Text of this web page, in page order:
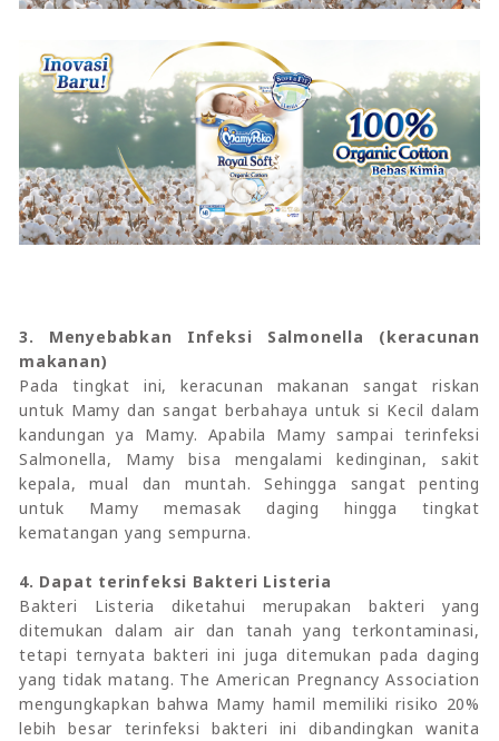
3. Menyebabkan Infeksi Salmonella (keracunan
makanan)
Pada tingkat ini, keracunan makanan sangat riskan
untuk Mamy dan sangat berbahaya untuk si Kecil dalam
kandungan ya Mamy. Apabila Mamy sampai terinfeksi
Salmonella, Mamy bisa mengalami kedinginan, sakit
kepala, mual dan muntah. Sehingga sangat penting
untuk Mamy memasak daging hingga tingkat
kematangan yang sempurna.
4. Dapat terinfeksi Bakteri Listeria
Bakteri Listeria diketahui merupakan bakteri yang
ditemukan dalam air dan tanah yang terkontaminasi,
tetapi ternyata bakteri ini juga ditemukan pada daging
yang tidak matang. The American Pregnancy Association
mengungkapkan bahwa Mamy hamil memiliki risiko 20%
lebih besar terinfeksi bakteri ini dibandingkan wanita